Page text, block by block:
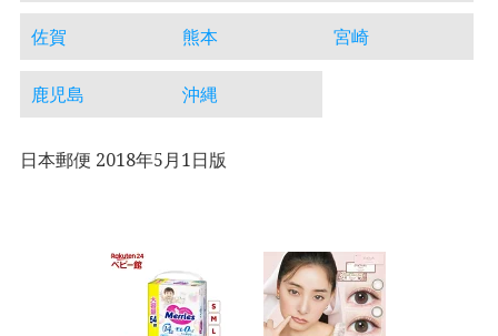
佐賀 熊本 宮崎
鹿児島 沖縄
日本郵便 2018年5月1日版